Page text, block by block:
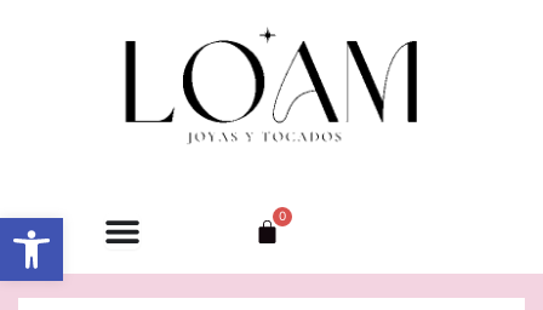
Abrir barra de herramientas 0
Carrito